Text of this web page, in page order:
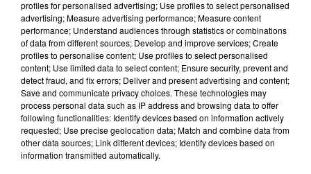
PROCÈS JUBILLAR : UNE SEMAINE DE
PROCÈS ET DES DOUTES
13 14 15 16 17 18
profiles for personalised advertising; Use profiles to select personalised
advertising; Measure advertising performance; Measure content
performance; Understand audiences through statistics or combinations
of data from different sources; Develop and improve services; Create
profiles to personalise content; Use profiles to select personalised
content; Use limited data to select content; Ensure security, prevent and
detect fraud, and fix errors; Deliver and present advertising and content;
Save and communicate privacy choices. These technologies may
process personal data such as IP address and browsing data to offer
following functionalities: Identify devices based on information actively
requested; Use precise geolocation data; Match and combine data from
other data sources; Link different devices; Identify devices based on
information transmitted automatically.